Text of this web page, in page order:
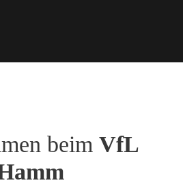
beim VfL